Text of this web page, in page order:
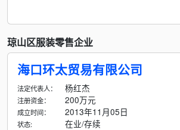
琼山区服装零售企业
海口环太贸易有限公司
法定代表人： 杨红杰
注册资金： 200万元
成立时间： 2013年11月05日
状态: 在业/存续